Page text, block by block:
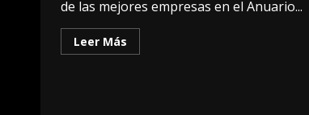
de las mejores empresas en el Anuario...
Leer Más